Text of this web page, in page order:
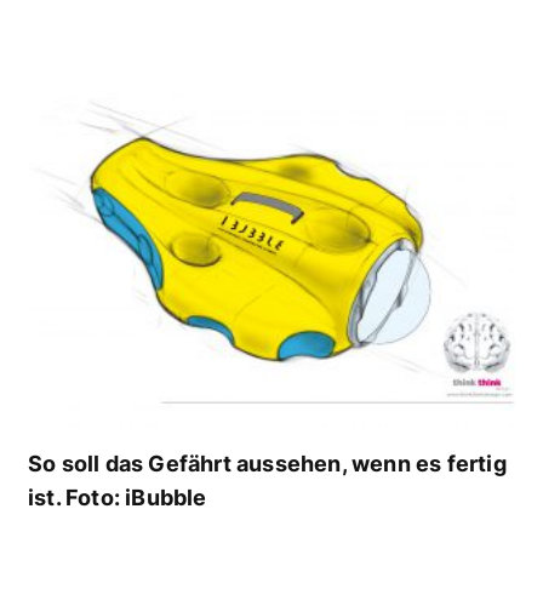
So soll das Gefährt aussehen, wenn es fertig
ist. Foto: iBubble